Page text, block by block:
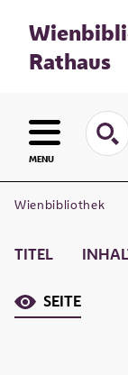
Rathaus
MENU
Wienbibliothek
TITEL
SEITE